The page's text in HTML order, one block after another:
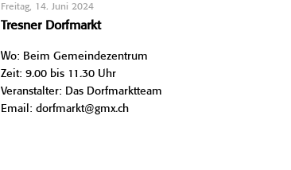
Freitag, 14. Juni 2024
Tresner Dorfmarkt
Wo: Beim Gemeindezentrum
Zeit: 9.00 bis 11.30 Uhr
Veranstalter: Das Dorfmarktteam
Email: dorfmarkt@gmx.ch